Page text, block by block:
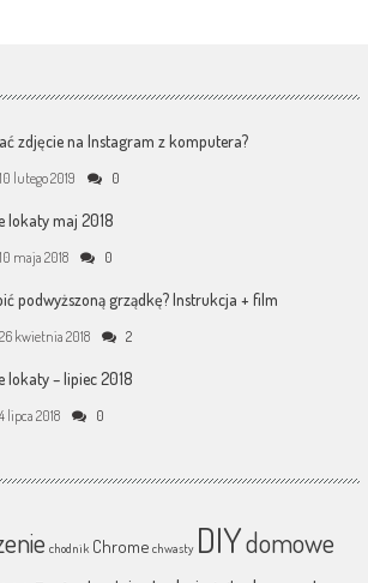
zdjęcie na Instagram z komputera?
10 lutego 2019 0
lokaty maj 2018
10 maja 2018 0
podwyższoną grządkę? Instrukcja + film
26 kwietnia 2018 2
lokaty – lipiec 2018
4 lipca 2018 0
chodnik Chrome chwasty DIYdomowe